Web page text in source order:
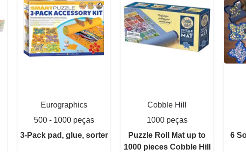
Eurographics
500 - 1000 peças
3-Pack pad, glue, sorter
Cobble Hill
1000 peças
Puzzle Roll Mat up to
1000 pieces Cobble Hill
6